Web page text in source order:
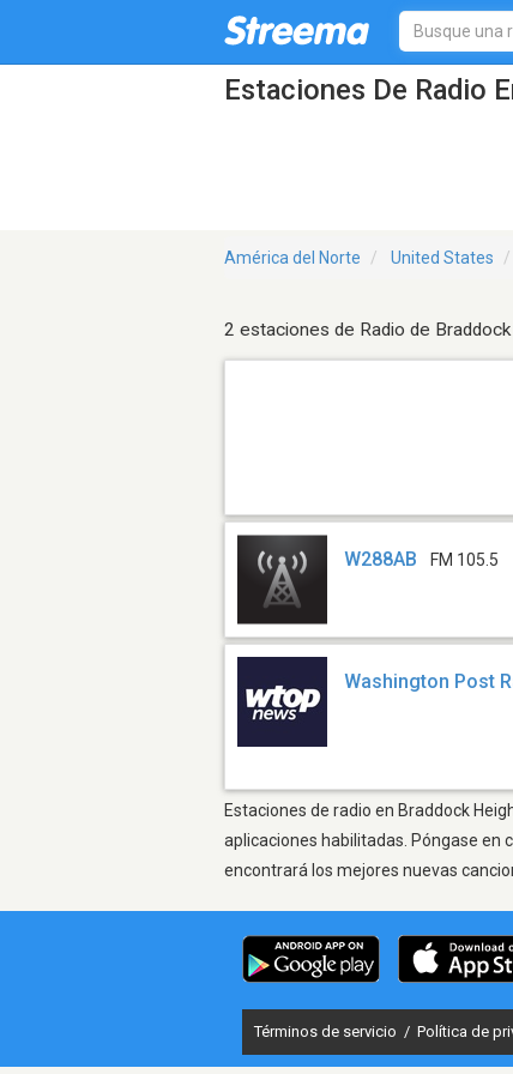
Estaciones De Radio
América del Norte United States
2 estaciones de Radio de
W288AB FM 105.5
Washington Post
Estaciones de radio en Braddock
aplicaciones habilitadas. Póngase en
encontrará los mejores nuevas
Términos de servicio / Política de